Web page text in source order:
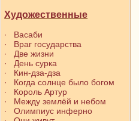
Художественные
∙ Васаби
∙ Враг государства
∙ Две жизни
∙ День сурка
∙ Кин-дза-дза
∙ Когда солнце было богом
∙ Король Артур
∙ Между землёй и небом
∙ Олимпиус инферно